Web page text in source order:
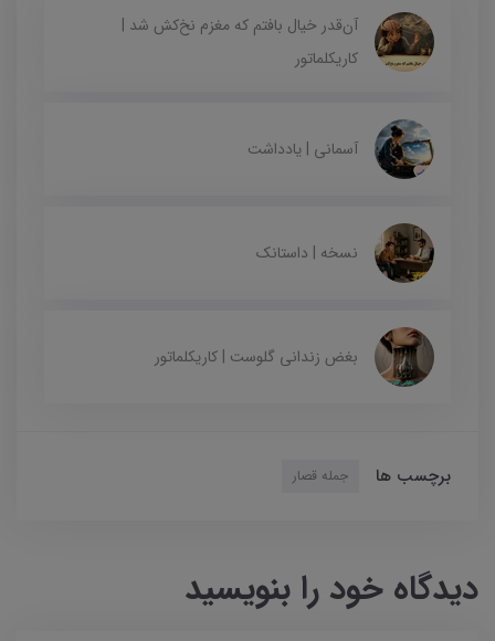
آن‌قدر خیال بافتم که مغزم نخ‌کش شد |
کاریکلماتور
آسمانی | یادداشت
نسخه | داستانک
بغض زندانی گلوست | کاریکلماتور
برچسب ها جمله قصار
دیدگاه خود را بنویسید